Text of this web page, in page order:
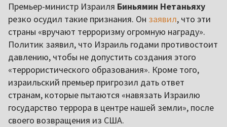
Премьер-министр Израиля Биньямин Нетаньяху
резко осудил такие признания. Он заявил, что эти
страны «вручают терроризму огромную награду».
Политик заявил, что Израиль годами противостоит
давлению, чтобы не допустить создания этого
«террористического образования». Кроме того,
израильский премьер пригрозил дать ответ
странам, которые пытаются «навязать Израилю
государство террора в центре нашей земли», после
своего возвращения из США.